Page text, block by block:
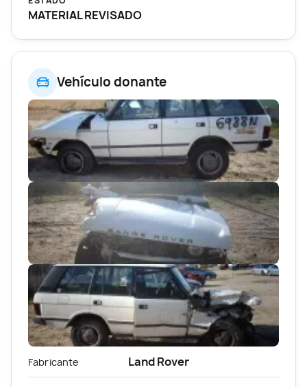
Vehículo donante
Fabricante Land Rover
MATERIAL REVISADO